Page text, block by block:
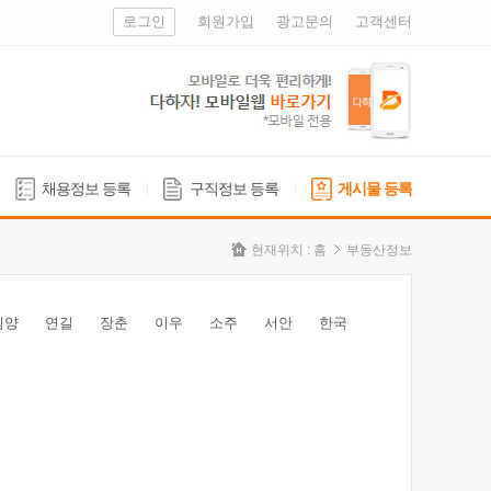
로그인 회원가입 광고문의 고객센터
채용정보 등록 구직정보 등록 게시물 등록
현재위치 : 홈 부동산정보
양 연길 장춘 이우 소주 서안 한국